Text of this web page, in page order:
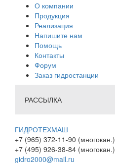
О компании
Продукция
Реализация
Напишите нам
Помощь
Контакты
Форум
Заказ гидростанции
РАССЫЛКА
ГИДРОТЕХМАШ
+7 (965) 372-11-90 (многокан.)
+7 (495) 926-38-84 (многокан.)
gidro2000@mail.ru